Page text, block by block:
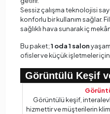
Sessiz çalışma teknolojisi
konforlu bir kullanım sağlar.
sağlıklı hava sunarak iç
Bu paket;1 oda 1 salon
ofisler ve küçük işletmeler
Görüntülü Keşif
Görüntülü keşif,
hizmettir ve müşterilerin